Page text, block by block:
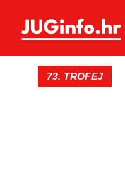
73. TROFEJ